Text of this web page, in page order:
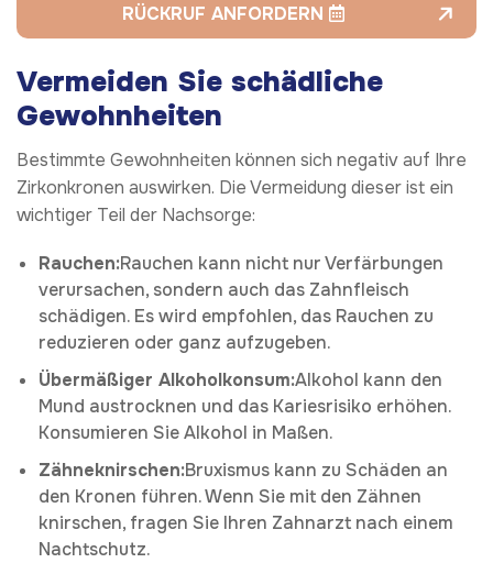
RÜCKRUF ANFORDERN
Vermeiden Sie schädliche
Gewohnheiten
Bestimmte Gewohnheiten können sich negativ auf Ihre
Zirkonkronen auswirken. Die Vermeidung dieser ist ein
wichtiger Teil der Nachsorge:
Rauchen:Rauchen kann nicht nur Verfärbungen
verursachen, sondern auch das Zahnfleisch
schädigen. Es wird empfohlen, das Rauchen zu
reduzieren oder ganz aufzugeben.
Übermäßiger Alkoholkonsum:Alkohol kann den
Mund austrocknen und das Kariesrisiko erhöhen.
Konsumieren Sie Alkohol in Maßen.
Zähneknirschen:Bruxismus kann zu Schäden an
den Kronen führen. Wenn Sie mit den Zähnen
knirschen, fragen Sie Ihren Zahnarzt nach einem
Nachtschutz.